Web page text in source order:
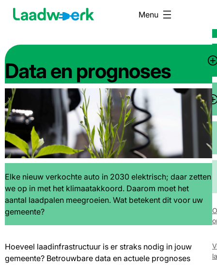
inhoud
gaan
Menu
Data en prognoses
Elke nieuw verkochte auto in 2030 elektrisch; daar zetten
we op in met het klimaatakkoord. Daarom moet het
aantal laadpalen meegroeien. Wat betekent dit voor uw
gemeente?
Hero
afbeelding
Hoeveel laadinfrastructuur is er straks nodig in jouw
gemeente? Betrouwbare data en actuele prognoses